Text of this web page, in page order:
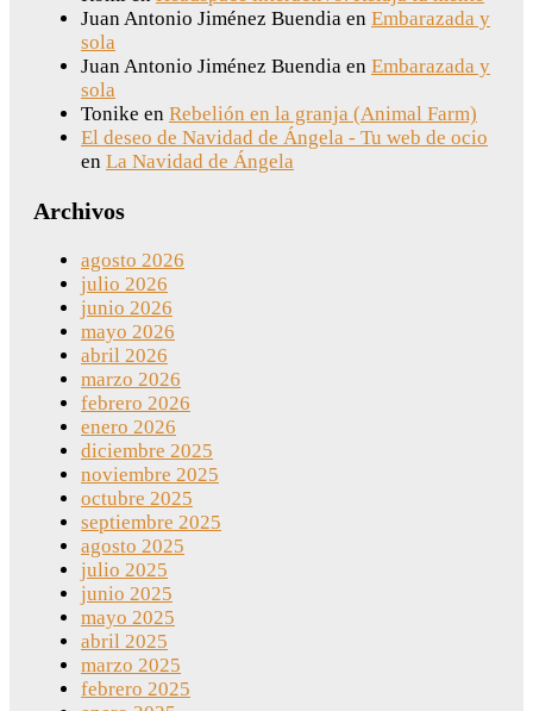
Juan Antonio Jiménez Buendia en Embarazada y
sola
Juan Antonio Jiménez Buendia en Embarazada y
sola
Tonike en Rebelión en la granja (Animal Farm)
El deseo de Navidad de Ángela - Tu web de ocio
en La Navidad de Ángela
Archivos
agosto 2026
julio 2026
junio 2026
mayo 2026
abril 2026
marzo 2026
febrero 2026
enero 2026
diciembre 2025
noviembre 2025
octubre 2025
septiembre 2025
agosto 2025
julio 2025
junio 2025
mayo 2025
abril 2025
marzo 2025
febrero 2025